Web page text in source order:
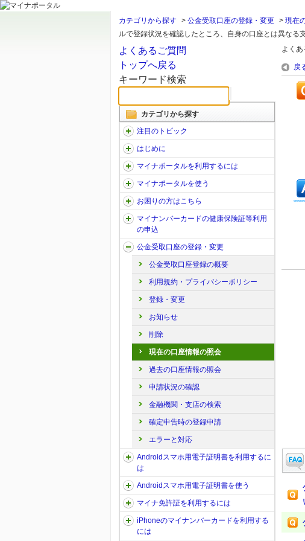
カテゴリから探す > 公金受取口座の登録・変更 > 現在
ルで登録状況を確認したところ、自身の口座とは異なる
よくあるご質問
トップへ戻る
キーワード検索
カテゴリから探す
注目のトピック
はじめに
マイナポータルを利用するには
マイナポータルを使う
お困りの方はこちら
マイナンバーカードの健康保険証等利用
の申込
公金受取口座の登録・変更
公金受取口座登録の概要
利用規約・プライバシーポリシー
登録・変更
お知らせ
削除
現在の口座情報の照会
過去の口座情報の照会
申請状況の確認
金融機関・支店の検索
確定申告時の登録申請
エラーと対応
Androidスマホ用電子証明書を利用するに
は
Androidスマホ用電子証明書を使う
マイナ免許証を利用するには
iPhoneのマイナンバーカードを利用する
には
よくあ
戻